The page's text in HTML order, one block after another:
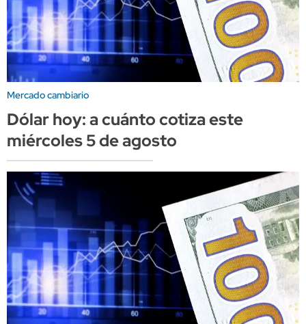
Mercado cambiario
Dólar hoy: a cuánto cotiza este
miércoles 5 de agosto